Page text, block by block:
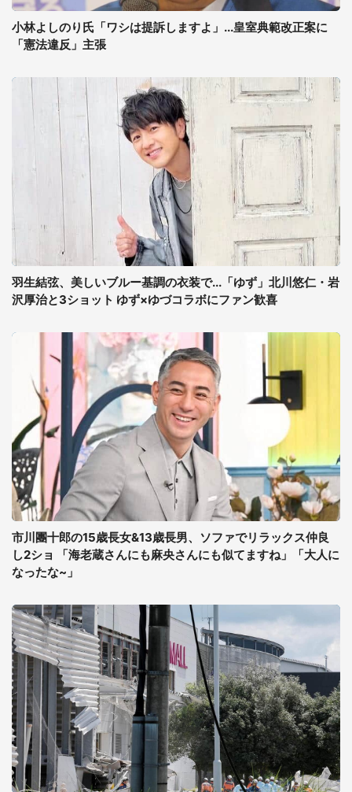
小林よしのり氏「ワシは提訴しますよ」...皇室典範改正案に
「憲法違反」主張
羽生結弦、美しいブルー基調の衣装で...「ゆず」北川悠仁・岩
沢厚治と3ショット ゆず×ゆづコラボにファン歓喜
市川團十郎の15歳長女&13歳長男、ソファでリラックス仲良
し2ショ 「海老蔵さんにも麻央さんにも似てますね」「大人に
なったな~」